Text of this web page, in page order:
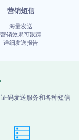
营销短信
海量发送
营销效果可跟踪
详细发送报告
码发送服务和各种短信